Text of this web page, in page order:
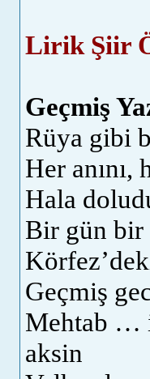
Lirik Şiir
Geçmiş
Rüya gibi
Her
Hala
Bir gün bir
Geçmiş
Mehtab …
aksin